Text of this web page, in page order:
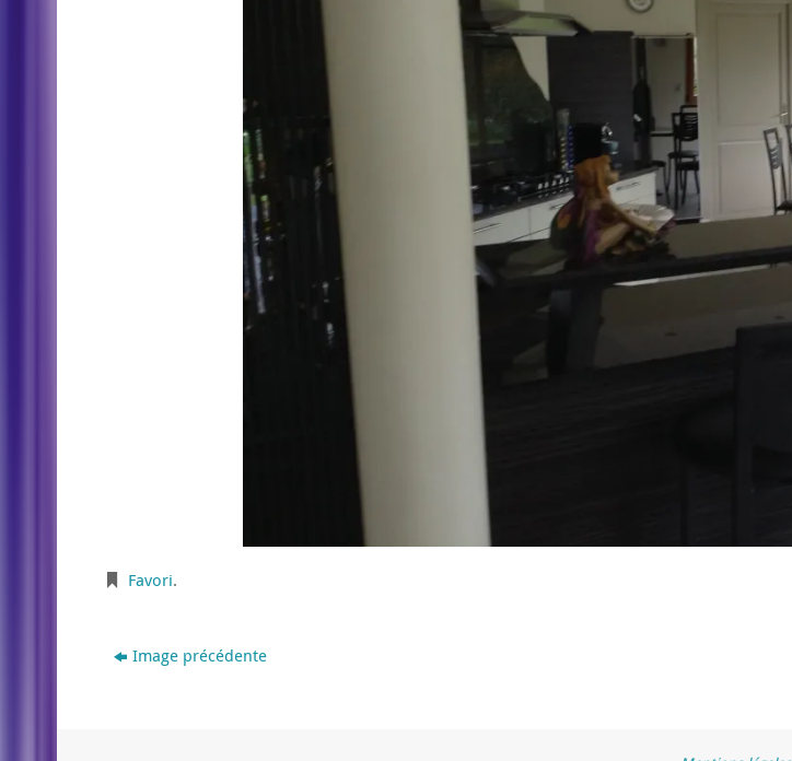
Favori.
Image précédente